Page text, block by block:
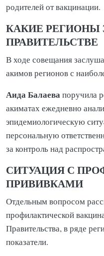
родителей от вакцинации.
КАКИЕ РЕГИОНЫ
ПРАВИТЕЛЬСТВЕ
В ходе совещания
акимов регионов с
Аида Балаевапоручила
акиматах ежедневно
эпидемиологическую
персональную
за контроль над
СИТУАЦИЯ С
ПРИВИВКАМИ
Отдельным вопросом
профилактической
Правительства, в ряде
показатели.